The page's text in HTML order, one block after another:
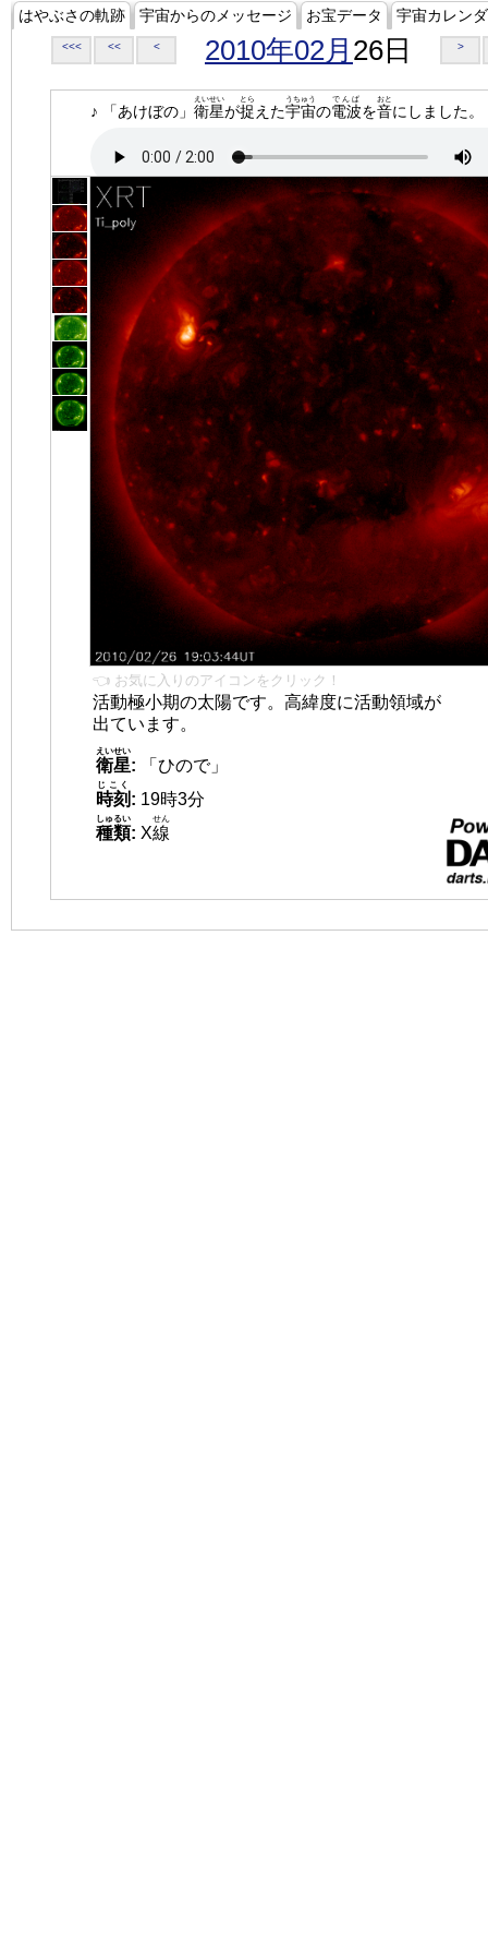
はやぶさの軌跡 宇宙からのメッセージ お宝データ 宇宙カレン
<<< << < 2010年02月 26日 >
♪ 「あけぼの」 衛星
えいせい
が捉
とら
えた宇宙
うちゅう
の電波
でんぱ
を音
おと
にしました。
👈 お気に入りのアイコンをクリック！
活動極小期の太陽です。高緯度に活動領域が
出ています。
衛星
えいせい
:
「ひので」
時刻
じこく
: 19時3分
種類
しゅるい
: X線
せん